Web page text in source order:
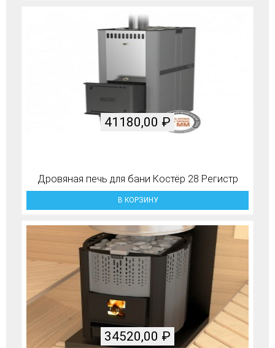
Дровяная печь для бани Костёр 28 Регистр
41180,00 ₽
В КОРЗИНУ
34520,00 ₽